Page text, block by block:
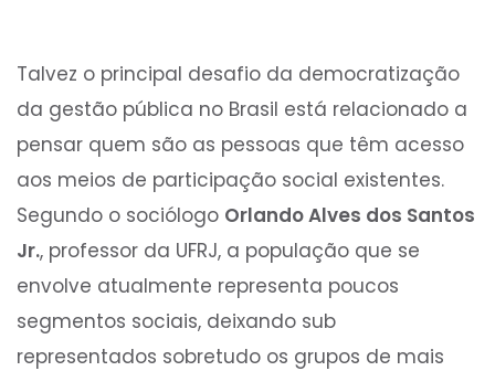
Talvez o principal desafio da democratização
da gestão pública no Brasil está relacionado a
pensar quem são as pessoas que têm acesso
aos meios de participação social existentes.
Segundo o sociólogo Orlando Alves dos Santos
Jr., professor da UFRJ, a população que se
envolve atualmente representa poucos
segmentos sociais, deixando sub
representados sobretudo os grupos de mais